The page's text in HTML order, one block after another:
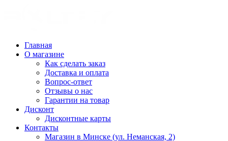
Главная
О магазине
Как сделать заказ
Доставка и оплата
Вопрос-ответ
Отзывы о нас
Гарантии на товар
Дисконт
Дисконтные карты
Контакты
Магазин в Минске (ул. Неманская, 2)